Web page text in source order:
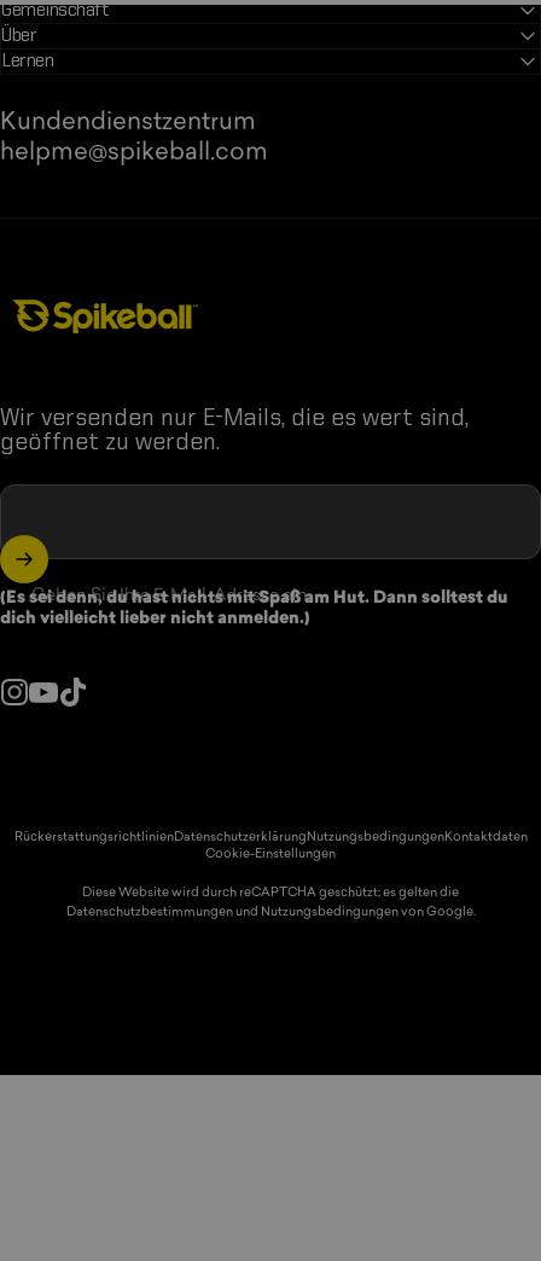
Gemeinschaft
Über
Lernen
Kundendienstzentrum
helpme@spikeball.com
Wir versenden nur E-Mails, die es wert sind,
geöffnet zu werden.
Geben Sie Ihre E-Mail-Adresse ein
(Es sei denn, du hast nichts mit Spaß am Hut. Dann solltest du
dich vielleicht lieber nicht anmelden.)
RückerstattungsrichtlinienDatenschutzerklärung NutzungsbedingungenKontaktdaten
Cookie-Einstellungen
Diese Website wird durch reCAPTCHA geschützt; es gelten die
Datenschutzbestimmungenund Nutzungsbedingungenvon Google.